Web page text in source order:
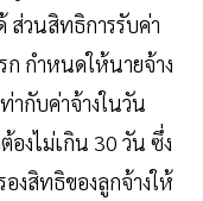
ส่วนสิทธิการรับค่า
ก กำหนดให้นายจ้าง
ากับค่าจ้างในวัน
องไม่เกิน 30 วัน ซึ่ง
งสิทธิของลูกจ้างให้